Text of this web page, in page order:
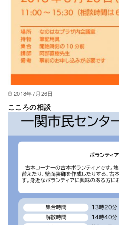
2018年7月26日
こころの相談